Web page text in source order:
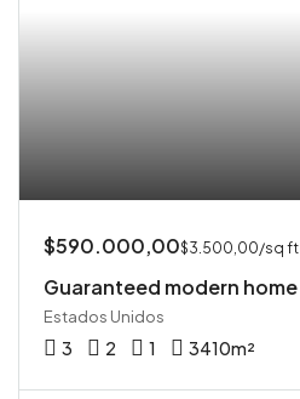
$590.000,00$3.500,00/sq ft
Guaranteed modern home
Estados Unidos
3 2 1 3410m²